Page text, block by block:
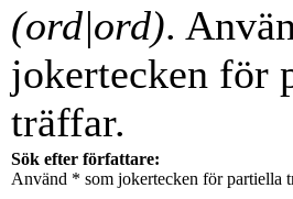
(ord|ord).
jokertecken för
träffar.
Sök efter författare:
Använd * som jokertecken för partiella